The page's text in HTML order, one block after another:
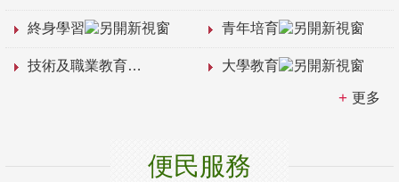
終身學習 青年培育
技術及職業教育 大學教育
更多
便民服務